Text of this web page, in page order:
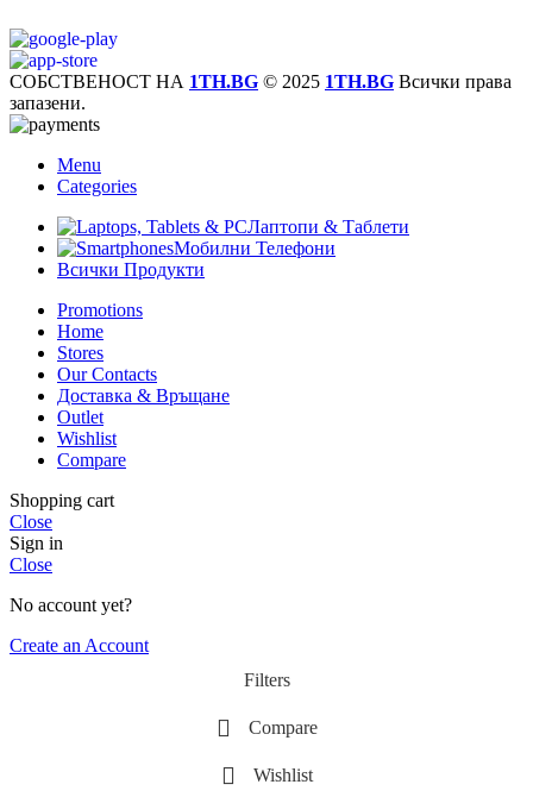
СОБСТВЕНОСТ НА 1TH.BG © 2025 1TH.BG Всички права
запазени.
Menu
Categories
Лаптопи & Таблети
Мобилни Телефони
Всички Продукти
Promotions
Home
Stores
Our Contacts
Доставка & Връщане
Outlet
Wishlist
Compare
Shopping cart
Close
Sign in
Close
No account yet?
Create an Account
Filters
Compare
Wishlist